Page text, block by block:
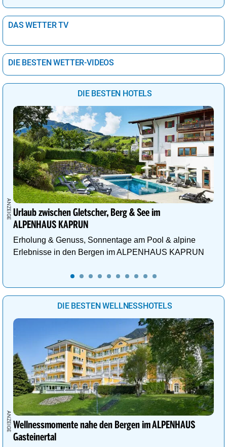
DAS WETTER TV
DIE BESTEN WETTER-VIDEOS
DIE BESTEN HOTELS
Urlaub zwischen Gletscher, Berg & See im
ALPENHAUS KAPRUN
Erholung & Genuss, Sonnentage am Pool & alpine
Erlebnisse in den Bergen im ALPENHAUS KAPRUN
DIE BESTEN WELLNESSHOTELS
Wellnessmomente nahe den Bergen im ALPENHAUS
Gasteinertal